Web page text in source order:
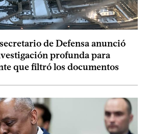
de Defensa anunció
profunda para
que filtró los documentos